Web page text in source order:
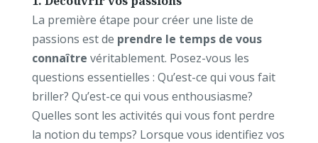
La première étape pour créer une liste de
passions est de prendre le temps de vous
connaître véritablement. Posez-vous les
questions essentielles : Qu’est-ce qui vous fait
briller? Qu’est-ce qui vous enthousiasme?
Quelles sont les activités qui vous font perdre
la notion du temps? Lorsque vous identifiez vos